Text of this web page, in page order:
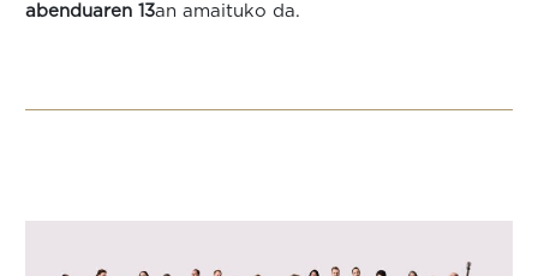
abenduaren 13an amaituko da.